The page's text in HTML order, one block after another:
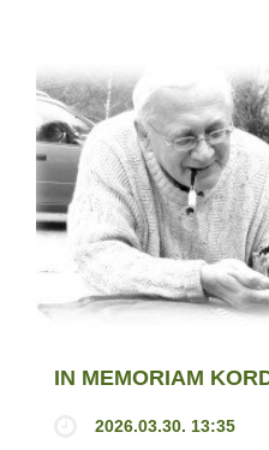
IN MEMORIAM
2026.03.30. 13:35